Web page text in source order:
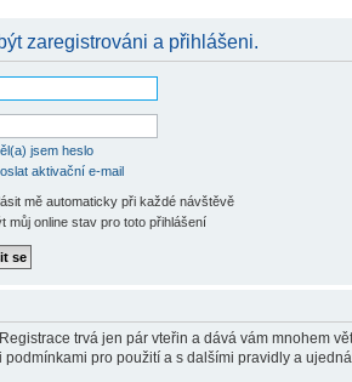
zaregistrováni a přihlášeni.
jsem heslo
aktivační e-mail
mě automaticky při každé návštěvě
můj online stav pro toto přihlášení
trvá jen pár vteřin a dává vám mnohem
pro použití a s dalšími pravidly a